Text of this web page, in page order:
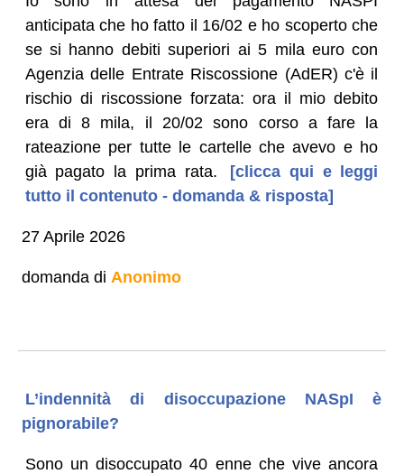
anticipata che ho fatto il 16/02 e ho scoperto che
se si hanno debiti superiori ai 5 mila euro con
Agenzia delle Entrate Riscossione (AdER) c'è il
rischio di riscossione forzata: ora il mio debito
era di 8 mila, il 20/02 sono corso a fare la
rateazione per tutte le cartelle che avevo e ho
già pagato la prima rata.
[clicca qui e leggi
tutto il contenuto - domanda & risposta]
27 Aprile 2026
domanda di Anonimo
L’indennità di disoccupazione NASpI è
pignorabile?
Sono un disoccupato 40 enne che vive ancora